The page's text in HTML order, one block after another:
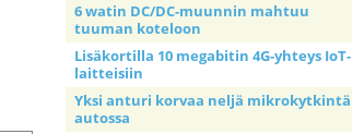
6 watin DC/DC-muunnin mahtuu
tuuman koteloon
Lisäkortilla 10 megabitin 4G-yhteys IoT-
laitteisiin
Yksi anturi korvaa neljä mikrokytkintä
autossa